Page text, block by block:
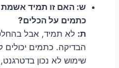
ש: האם זו תמיד
כתמים על הכלים?
ת: לא תמיד, אבל
הבדיקה. כתמים
שימוש לא נכון